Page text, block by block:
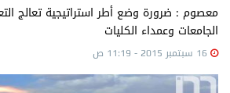
معصوم : ضرورة وضع أطر استراتيجية تعالج
الجامعات وعمداء الكليات